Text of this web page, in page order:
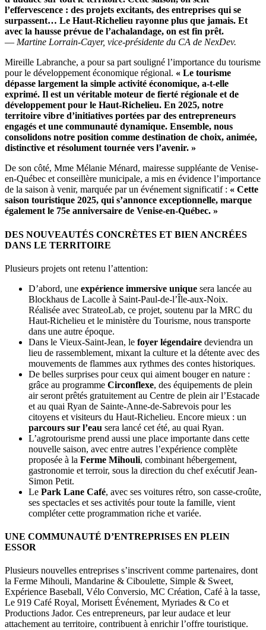
l’effervescence : des projets excitants, des entreprises qui se
surpassent… Le Haut-Richelieu rayonne plus que jamais. Et
avec la hausse prévue de l’achalandage, on est fin prêt.
— Martine Lorrain-Cayer, vice-présidente du CA de NexDev.
Mireille Labranche, a pour sa part souligné l’importance du tourisme
pour le développement économique régional. « Le tourisme
dépasse largement la simple activité économique, a-t-elle
exprimé. Il est un véritable moteur de fierté régionale et de
développement pour le Haut-Richelieu. En 2025, notre
territoire vibre d’initiatives portées par des entrepreneurs
engagés et une communauté dynamique. Ensemble, nous
consolidons notre position comme destination de choix, animée,
distinctive et résolument tournée vers l’avenir. »
De son côté, Mme Mélanie Ménard, mairesse suppléante de Venise-
en-Québec et conseillère municipale, a mis en évidence l’importance
de la saison à venir, marquée par un événement significatif : « Cette
saison touristique 2025, qui s’annonce exceptionnelle, marque
également le 75e anniversaire de Venise-en-Québec. »
DES NOUVEAUTÉS CONCRÈTES ET BIEN ANCRÉES
DANS LE TERRITOIRE
Plusieurs projets ont retenu l’attention:
D’abord, une expérience immersive unique sera lancée au
Blockhaus de Lacolle à Saint-Paul-de-l’Île-aux-Noix.
Réalisée avec StrateoLab, ce projet, soutenu par la MRC du
Haut-Richelieu et le ministère du Tourisme, nous transporte
dans une autre époque.
Dans le Vieux-Saint-Jean, le foyer légendaire deviendra un
lieu de rassemblement, mixant la culture et la détente avec des
mouvements de flammes aux rythmes des contes historiques.
De belles surprises pour ceux qui aiment bouger en nature :
grâce au programme Circonflexe, des équipements de plein
air seront prêtés gratuitement au Centre de plein air l’Estacade
et au quai Ryan de Sainte-Anne-de-Sabrevois pour les
citoyens et visiteurs du Haut-Richelieu. Encore mieux : un
parcours sur l’eau sera lancé cet été, au quai Ryan.
L’agrotourisme prend aussi une place importante dans cette
nouvelle saison, avec entre autres l’expérience complète
proposée à la Ferme Mihouli, combinant hébergement,
gastronomie et terroir, sous la direction du chef exécutif Jean-
Simon Petit.
Le Park Lane Café, avec ses voitures rétro, son casse-croûte,
ses spectacles et ses activités pour toute la famille, vient
compléter cette programmation riche et variée.
UNE COMMUNAUTÉ D’ENTREPRISES EN PLEIN
ESSOR
Plusieurs nouvelles entreprises s’inscrivent comme partenaires, dont
la Ferme Mihouli, Mandarine & Ciboulette, Simple & Sweet,
Expérience Baseball, Vélo Conversio, MC Création, Café à la tasse,
Le 919 Café Royal, Morisett Événement, Myriades & Co et
Productions Jador. Ces entrepreneurs, par leur audace et leur
attachement au territoire, contribuent à enrichir l’offre touristique.